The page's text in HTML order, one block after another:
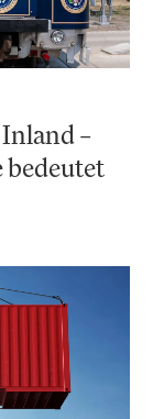
–
bedeutet